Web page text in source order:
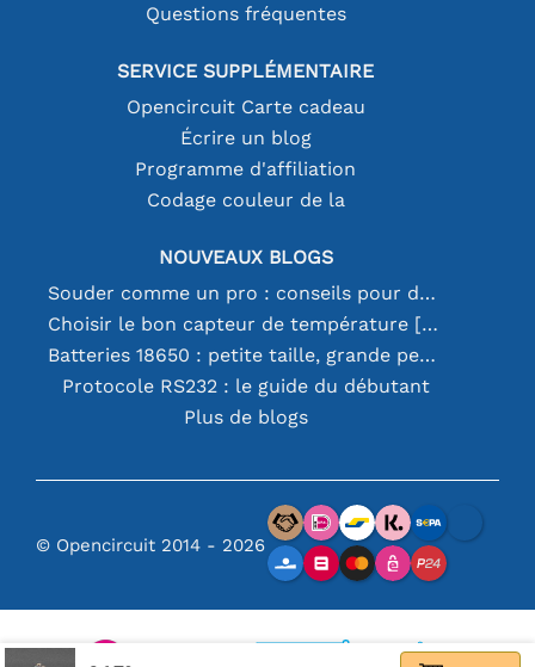
Questions fréquentes
SERVICE SUPPLÉMENTAIRE
Opencircuit Carte cadeau
Écrire un blog
Programme d'affiliation
Codage couleur de la
NOUVEAUX BLOGS
Souder comme un pro : conseils pour des connexions électroniques parfaites
Choisir le bon capteur de température [youtube]
Batteries 18650 : petite taille, grande performance
Protocole RS232 : le guide du débutant
Plus de blogs
© Opencircuit 2014 - 2026